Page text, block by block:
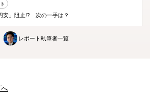
安」阻止!? 次の一手は？
レポート執筆者一覧